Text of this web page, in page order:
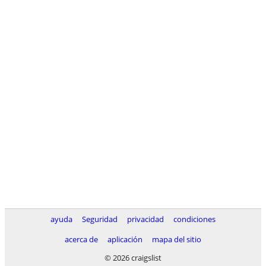
ayuda Seguridad privacidad
condiciones
acerca de
aplicación
mapa del sitio
© 2026 craigslist